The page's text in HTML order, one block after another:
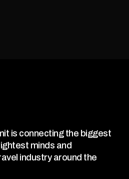
is connecting the biggest
minds and
industry around the